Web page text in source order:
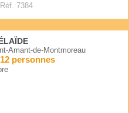
7384
Amant-de-Montmoreau
personnes